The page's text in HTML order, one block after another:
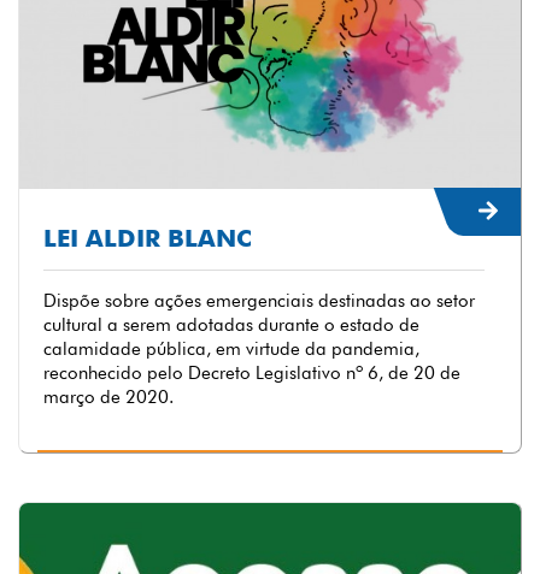
LEI ALDIR BLANC
Dispõe sobre ações emergenciais destinadas ao setor
cultural a serem adotadas durante o estado de
calamidade pública, em virtude da pandemia,
reconhecido pelo Decreto Legislativo nº 6, de 20 de
março de 2020.